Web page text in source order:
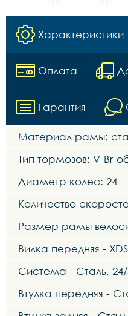
Характеристики
Оплата
Гарантия
Материал рамы:
Тип тормозов: V-Br-
Диаметр колес: 24
Количество
Размер рамы
Вилка передняя -
Система - Сталь, 24/
Втулка передняя -